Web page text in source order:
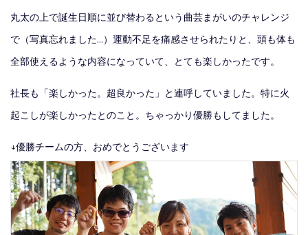
丸太の上で誕生日順に並び替わるという曲芸まがいのチャレンジ
で（写真忘れました…）運動不足を痛感させられたりと、頭も体も
全部使えるような内容になっていて、とても楽しかったです。
社長も「楽しかった。超良かった」と連呼していました。特に火
起こしが楽しかったとのこと。ちゃっかり優勝もしてました。
↓優勝チームの方、おめでとうございます